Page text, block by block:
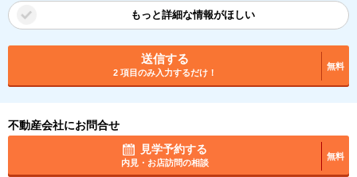
もっと詳細な情報がほしい
送信する
2 項目のみ入力するだけ！
無料
不動産会社にお問合せ
見学予約する
内見・お店訪問の相談
無料